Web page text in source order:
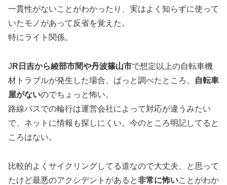
一貫性がないことがわかったり、実はよく知らずに使って
いたモノがあって反省を覚えた。
特にライト関係。
J R日吉から綾部市間や丹波篠山市で想定以上の自転車機
材トラブルが発生した場合、ぱっと調べたところ、
自転車
屋がないのでちょっと怖い。
路線バスでの輪行は運営会社によって対応が違うみたい
で、ネットに情報も探しにくい。今のところ明記してると
ころはない。
比較的よくサイクリングしてる道なので大丈夫、と思って
たけど最悪のアクシデントがあると非常に怖いことがわか